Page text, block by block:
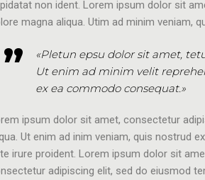
non ident. Lorem ipsum dolor sit
magna aliqua. Utim ad minim veniam,
«Pletun epsu dolor sit amet,
Ut enim ad minim velit
ex ea commodo consequat.»
ipsum dolor sit amet, consectetur
Ut enim ad inim veniam, quis nostrud
irure proident. Lorem ipsum dolor sit
adipiscing elit, sed do eiusmod